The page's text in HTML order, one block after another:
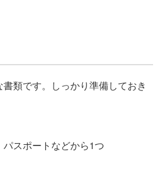
類です。しっかり準備しておき
スポートなどから1つ